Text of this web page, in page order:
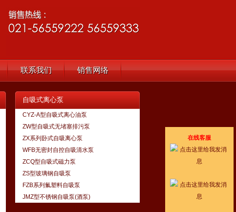
在线客服
联系我们 销售网络
自吸式离心泵
CYZ-A型自吸式离心油泵
ZW型自吸式无堵塞排污泵
ZX系列卧式自吸离心泵
WFB无密封自控自吸清水泵
ZCQ型自吸式磁力泵
ZS型玻璃钢自吸泵
FZB系列氟塑料自吸泵
JMZ型不锈钢自吸泵(酒泵)